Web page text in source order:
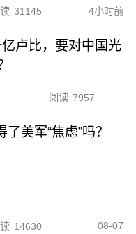
31145 4小时前
卢比，要对中国光
阅读 7957
美军“焦虑”吗？
14630 08-07